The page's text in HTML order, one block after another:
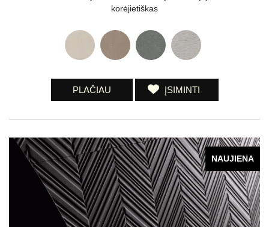
korėjietiškas
PLAČIAU ĮSIMINTI
NAUJIENA